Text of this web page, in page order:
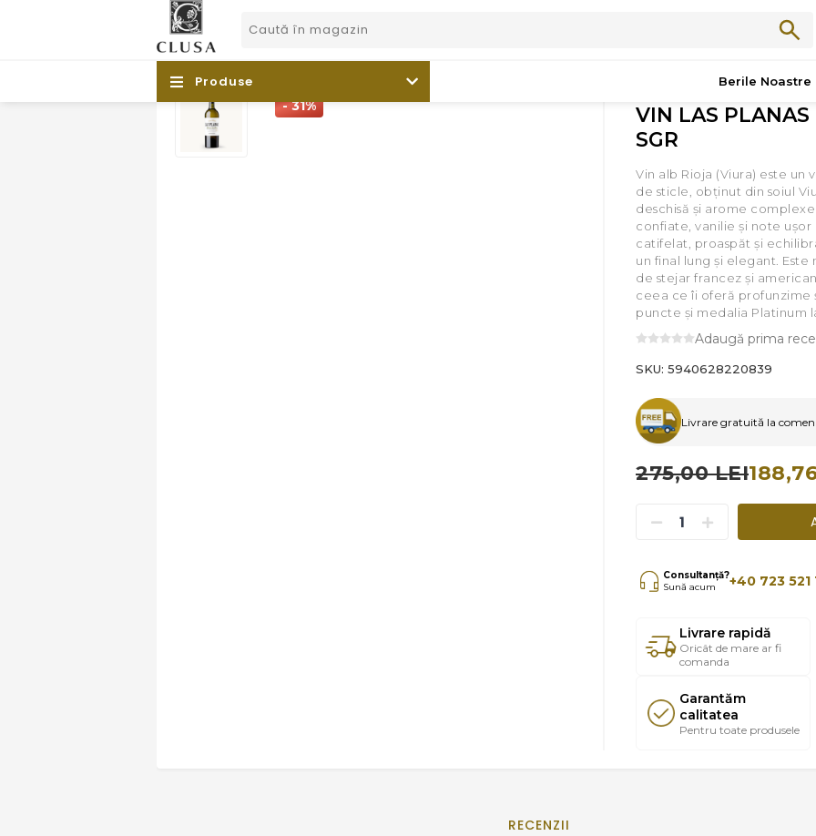
Berile Noastre
Produse
- 31%
VIN LAS
SGR
Vin alb Rioja (Viura) este un
de sticle, obținut din soiul
deschisă și arome
confiate, vanilie și note ușor
catifelat, proaspăt și
un final lung și elegant.
de stejar francez și
ceea ce îi oferă profunzime
puncte și medalia Platinum
Adaugă prima
SKU: 5940628220839
Livrare gratuită la
275,00 LEI
Consultanță?
Sună acum
+40 723 521
Livrare rapidă
Oricât de mare ar fi
comanda
Garantăm
calitatea
Pentru toate produsele
RECENZII